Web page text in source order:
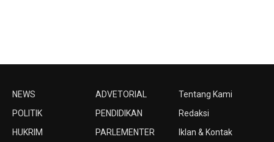
NEWS
POLITIK
HUKRIM
ADVETORIAL
PENDIDIKAN
PARLEMENTER
Tentang Kami
Redaksi
Iklan & Kontak